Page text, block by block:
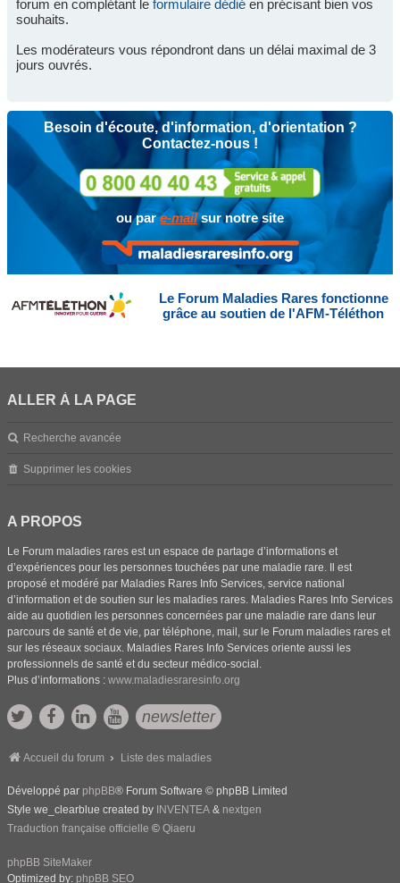
forum en complétant le formulaire dédié en précisant bien vos
souhaits.
Les modérateurs vous répondront dans un délai maximal de 3
jours ouvrés.
Besoin d'écoute, d'information, d'orientation ?
Contactez-nous !
ou pare-mailsur notre site
Le Forum Maladies Rares fonctionne
grâce au soutien de l'AFM-Téléthon
ALLER À LA PAGE
Recherche avancée
Supprimer les cookies
A PROPOS
Le Forum maladies rares est un espace de partage d’informations et
d’expériences pour les personnes touchées par une maladie rare. Il est
proposé et modéré par Maladies Rares Info Services, service national
d’information et de soutien sur les maladies rares. Maladies Rares Info Services
aide au quotidien les personnes concernées par une maladie rare dans leur
parcours de santé et de vie, par téléphone, mail, sur le Forum maladies rares et
sur les réseaux sociaux. Maladies Rares Info Services oriente aussi les
professionnels de santé et du secteur médico-social.
Plus d’informations : www.maladiesraresinfo.org
newsletter
Accueil du forum Liste des maladies
Développé par phpBB® Forum Software © phpBB Limited
Style we_clearblue created by INVENTEA & nextgen
Traduction française officielle © Qiaeru
phpBB SiteMaker
Optimized by: phpBB SEO